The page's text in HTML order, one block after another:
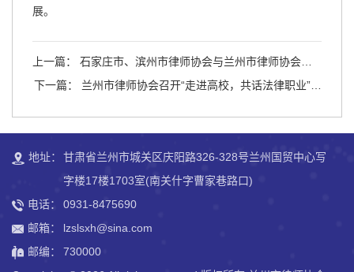
展。
上一篇： 石家庄市、滨州市律师协会与兰州市律师协会签
署战略协议
下一篇： 兰州市律师协会召开“走进高校，共话法律职业”主
地址：
甘肃省兰州市城关区庆阳路326-328号兰州国贸中心写
字楼17楼1703室(南关什字曹家巷路口)
电话：
0931-8475690
邮箱：
lzslsxh@sina.com
邮编：
730000